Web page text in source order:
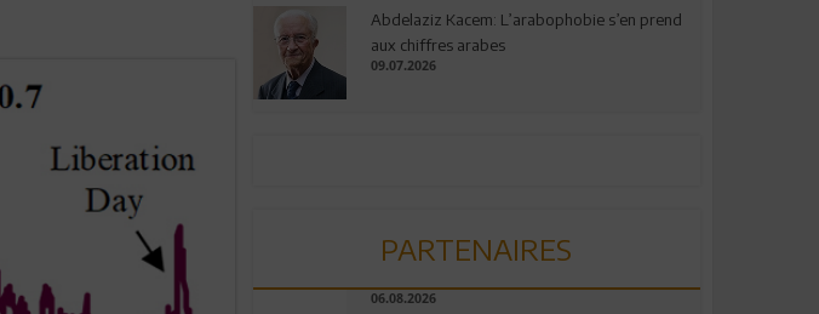
Abdelaziz Kacem: L’arabophobie s’en prend
aux chiffres arabes
09.07.2026
PARTENAIRES
06.08.2026